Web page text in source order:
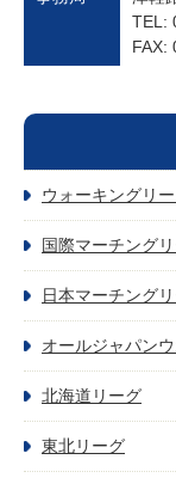
TEL:
FAX:
ウォーキングリ
国際マーチング
日本マーチング
オールジャパン
北海道リーグ
東北リーグ